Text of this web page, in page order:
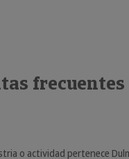
frecuentes
o actividad pertenece